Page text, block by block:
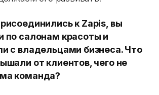
к Zapis, вы
по салонам красоты и
с владельцами бизнеса. Что
от клиентов, чего не
команда?